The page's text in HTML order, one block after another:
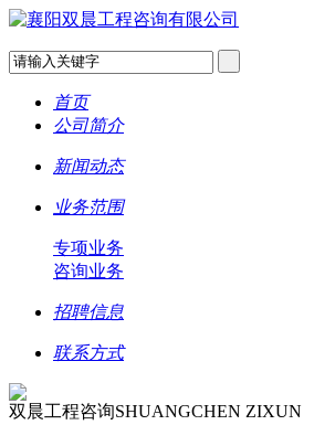
首页
公司简介
新闻动态
业务范围
专项业务
咨询业务
招聘信息
联系方式
双晨工程咨询SHUANGCHEN ZIXUN